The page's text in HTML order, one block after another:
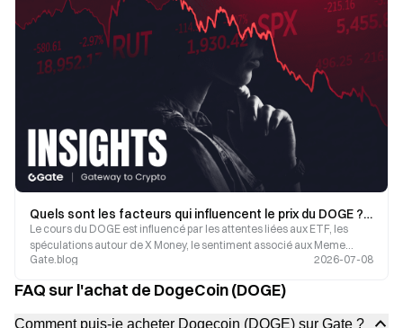
Quels sont les facteurs qui influencent le prix du DOGE ? Analyse complète des attentes liées aux ETF, de X Money et du sentiment du marché
Le cours du DOGE est influencé par les attentes liées aux ETF, les
spéculations autour de X Money, le sentiment associé aux Meme
Coins et la liquidité, tandis que sa valeur à long terme dépend des cas
Gate.blog 2026-07-08
FAQ sur l'achat de DogeCoin (DOGE)
Comment puis-je acheter Dogecoin (DOGE) sur Gate ?